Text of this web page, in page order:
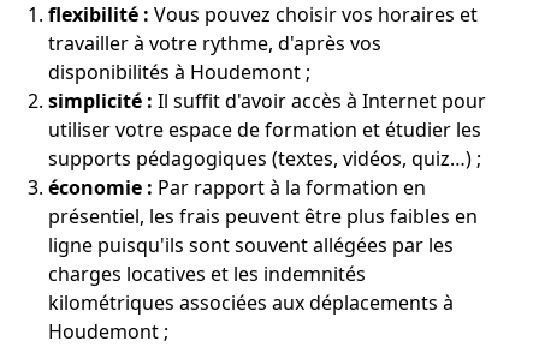
flexibilité : Vous pouvez choisir vos horaires et
travailler à votre rythme, d'après vos
disponibilités à Houdemont ;
simplicité : Il suffit d'avoir accès à Internet pour
utiliser votre espace de formation et étudier les
supports pédagogiques (textes, vidéos, quiz…) ;
économie : Par rapport à la formation en
présentiel, les frais peuvent être plus faibles en
ligne puisqu'ils sont souvent allégées par les
charges locatives et les indemnités
kilométriques associées aux déplacements à
Houdemont ;